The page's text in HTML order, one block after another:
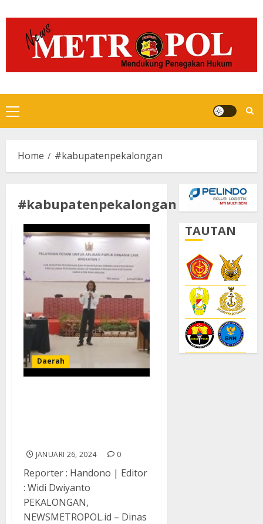
to
content
Primary
Menu
Home #kabupatenpekalongan
#kabupatenpekalongan
Daerah
JANUARI 26, 2024 0
Reporter : Handono | Editor
: Widi Dwiyanto
PEKALONGAN,
NEWSMETROPOL.id – Dinas
TAUTAN